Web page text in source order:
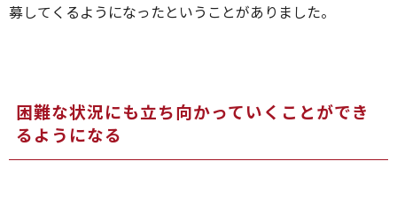
募してくるようになったということがありました。
困難な状況にも立ち向かっていくことができ
るようになる